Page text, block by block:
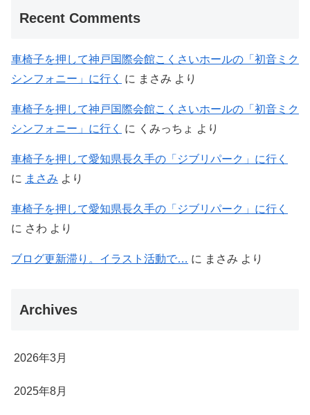
Recent Comments
車椅子を押して神戸国際会館こくさいホールの「初音ミク
シンフォニー」に行く
に まさみ より
車椅子を押して神戸国際会館こくさいホールの「初音ミク
シンフォニー」に行く
に くみっちょ より
車椅子を押して愛知県長久手の「ジブリパーク」に行く
に まさみ より
車椅子を押して愛知県長久手の「ジブリパーク」に行く
に さわ より
ブログ更新滞り。イラスト活動で… に まさみ より
Archives
2026年3月
2025年8月